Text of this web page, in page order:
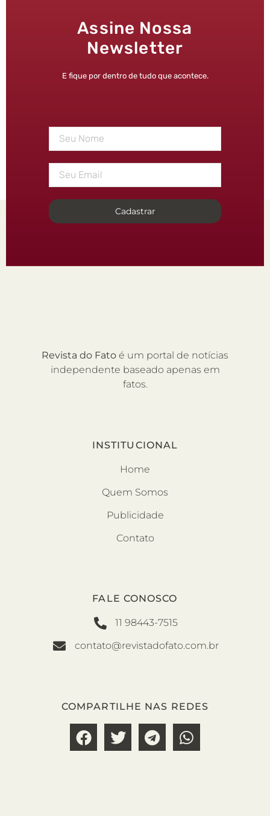
Assine Nossa
Newsletter
E fique por dentro de tudo que acontece.
Cadastrar
Revista do Fato é um portal de notícias
independente baseado apenas em
fatos.
INSTITUCIONAL
Home
Quem Somos
Publicidade
Contato
FALE CONOSCO
11 98443-7515
contato@revistadofato.com.br
COMPARTILHE NAS REDES